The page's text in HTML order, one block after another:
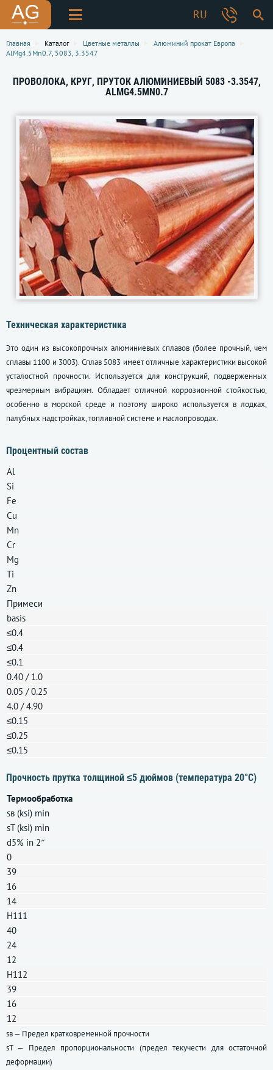
RU
Главная Каталог Цветные металлы
Алюминий прокат Европа
AlMg4.5Mn0.7, 5083, 3.3547
ПРОВОЛОКА, КРУГ, ПРУТОК АЛЮМИНИЕВЫЙ 5083 -3.3547,
ALMG4.5MN0.7
Техническая характеристика
Это один из высокопрочных алюминиевых сплавов (более прочный, чем
сплавы 1100 и 3003). Сплав 5083 имеет отличные характеристики высокой
усталостной прочности. Используется для конструкций, подверженных
чрезмерным вибрациям. Обладает отличной коррозионной стойкостью,
особенно в морской среде и поэтому широко используется в лодках,
палубных надстройках, топливной системе и маслопроводах.
Процентный состав
Al
Si
Fe
Cu
Mn
Cr
Mg
Ti
Zn
Примеси
basis
≤0.4
≤0.4
≤0.1
0.40 / 1.0
0.05 / 0.25
4.0 / 4.90
≤0.15
≤0.25
≤0.15
Прочность прутка толщиной ≤5 дюймов (температура 20°С)
Термообработка
sв (ksi) min
sT (ksi) min
d5% in 2″
0
39
16
14
H111
40
24
12
H112
39
16
12
sв — Предел кратковременной прочности
sT — Предел пропорциональности (предел текучести для остаточной
деформации)